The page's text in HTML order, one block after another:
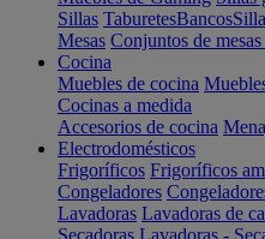
Sillas TaburetesBancos
Mesas Conjuntos de
Cocina
Muebles de cocina
Cocinas a medida
Accesorios de cocina
Electrodomésticos
Frigoríficos Frigoríficos
Congeladores
Lavadoras Lavadoras de
Secadoras Lavadoras -